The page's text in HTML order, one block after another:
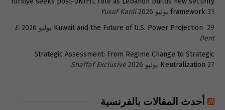
framework 31 يوليو 2026
Yusuf Kanli
Kuwait and the Future of U.S. Power Projection 29 يوليو 2026
E.
Dent
Strategic Assessment: From Regime Change to Strategic
Neutralization 27 يوليو 2026 Shaffaf Exclusive
أحدث المقالات بالفرنسية